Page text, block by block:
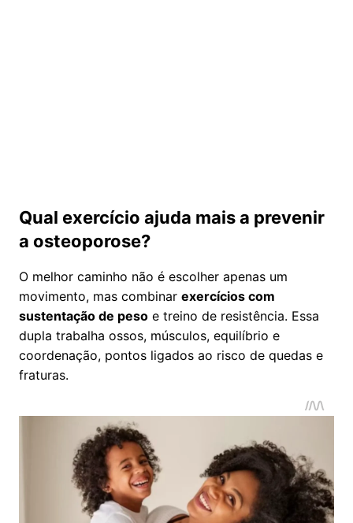
Qual exercício ajuda mais a prevenir
a osteoporose?
O melhor caminho não é escolher apenas um
movimento, mas combinar exercícios com
sustentação de peso e treino de resistência. Essa
dupla trabalha ossos, músculos, equilíbrio e
coordenação, pontos ligados ao risco de quedas e
fraturas.